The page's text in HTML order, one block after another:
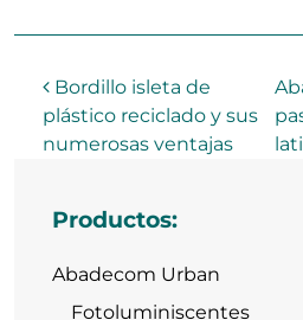
Navegación de
Bordillo isleta de
plástico reciclado y sus
numerosas ventajas
Productos:
Abadecom Urban
Fotoluminiscentes